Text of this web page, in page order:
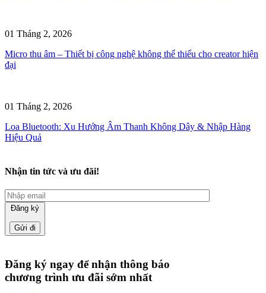
01 Tháng 2, 2026
Micro thu âm – Thiết bị công nghệ không thể thiếu cho creator hiện
đại
01 Tháng 2, 2026
Loa Bluetooth: Xu Hướng Âm Thanh Không Dây & Nhập Hàng
Hiệu Quả
Nhận tin tức và ưu đãi!
Đăng ký
Đăng ký ngay để nhận thông báo
chương trình ưu đãi sớm nhất